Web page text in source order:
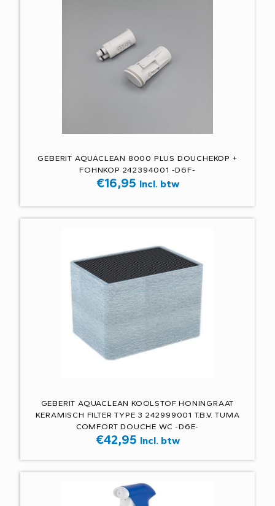
GEBERIT AQUACLEAN 8000 PLUS DOUCHEKOP +
FOHNKOP 242394001 -D6F-
€16,95 Incl. btw
GEBERIT AQUACLEAN KOOLSTOF HONINGRAAT
KERAMISCH FILTER TYPE 3 242999001 T.B.V. TUMA
COMFORT DOUCHE WC -D6E-
€42,95 Incl. btw